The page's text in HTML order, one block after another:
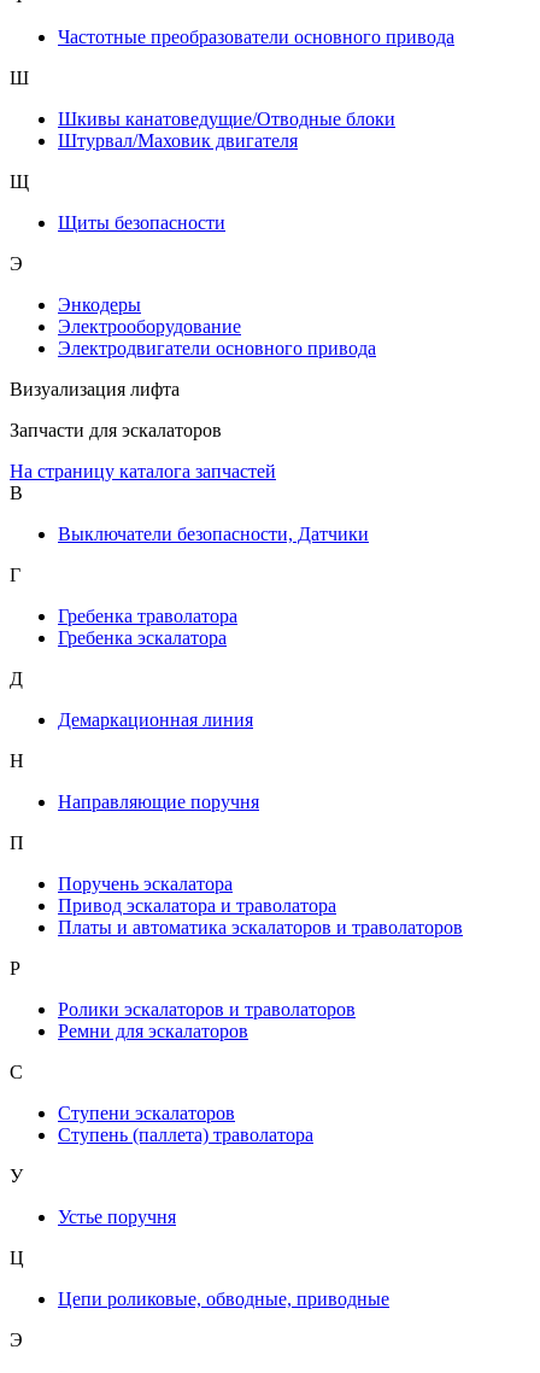
Частотные преобразователи основного привода
Ш
Шкивы канатоведущие/Отводные блоки
Штурвал/Маховик двигателя
Щ
Щиты безопасности
Э
Энкодеры
Электрооборудование
Электродвигатели основного привода
Визуализация лифта
Запчасти для эскалаторов
На страницу каталога запчастей
В
Выключатели безопасности, Датчики
Г
Гребенка траволатора
Гребенка эскалатора
Д
Демаркационная линия
Н
Направляющие поручня
П
Поручень эскалатора
Привод эскалатора и траволатора
Платы и автоматика эскалаторов и траволаторов
Р
Ролики эскалаторов и траволаторов
Ремни для эскалаторов
С
Ступени эскалаторов
Ступень (паллета) траволатора
У
Устье поручня
Ц
Цепи роликовые, обводные, приводные
Э